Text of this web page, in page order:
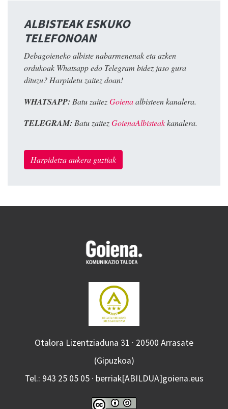
ALBISTEAK ESKUKO
TELEFONOAN
Debagoieneko albiste nabarmenenak eta azken
ordukoak Whatsapp edo Telegram bidez jaso gura
dituzu? Harpidetu zaitez doan!
WHATSAPP: Batu zaitezGoienaalbisteen kanalera.
TELEGRAM: Batu zaitezGoienaAlbisteakkanalera.
Harpidetza aukera guztiak
Otalora Lizentziaduna 31 · 20500 Arrasate
(Gipuzkoa)
Tel.: 943 25 05 05 · berriak[ABILDUA]goiena.eus